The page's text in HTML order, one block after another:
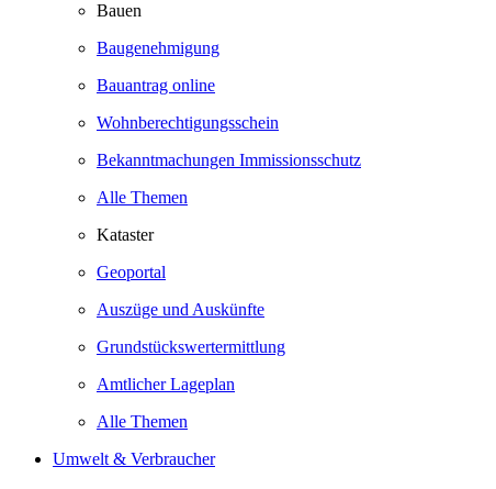
Bauen
Baugenehmigung
Bauantrag online
Wohnberechtigungsschein
Bekanntmachungen Immissionsschutz
Alle Themen
Kataster
Geoportal
Auszüge und Auskünfte
Grundstückswertermittlung
Amtlicher Lageplan
Alle Themen
Umwelt & Verbraucher